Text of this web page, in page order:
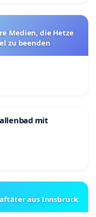
Medien, die Hetze
zu beenden
mit
aus Innsbruck